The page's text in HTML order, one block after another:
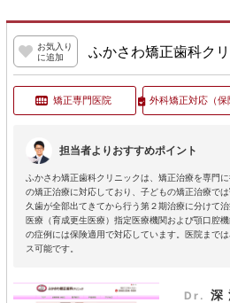
お気入り
に追加
ふかさわ矯正歯科ク
矯正専門医院 外科矯正対応（保
担当者よりおすすめポイント
ふかさわ矯正歯科クリニックは、矯正治療を専門
の矯正治療に対応しており、子どもの矯正治療で
久歯が全部出てきてから行う第２期治療に分けて
医療（育成更生医療）指定医療機関および顎口腔
の症例には保険適用で対応しています。医院まで
ス可能です。
Dr. 深